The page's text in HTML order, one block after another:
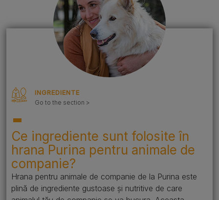
INGREDIENTE
Go to the section >
Ce ingrediente sunt folosite în
hrana Purina pentru animale de
companie?
Hrana pentru animale de companie de la Purina este
plină de ingrediente gustoase și nutritive de care